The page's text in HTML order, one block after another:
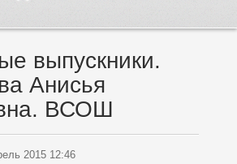
выпускники.
Анисья
ВСОШ
2015 12:46